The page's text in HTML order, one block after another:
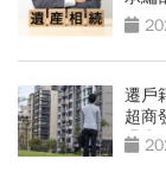
遷戶
超商
曝光